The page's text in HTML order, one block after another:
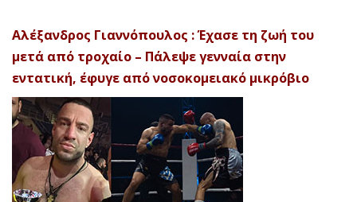
Αλέξανδρος Γιαννόπουλος : Έχασε τη ζωή του
μετά από τροχαίο – Πάλεψε γενναία στην
εντατική, έφυγε από νοσοκομειακό μικρόβιο